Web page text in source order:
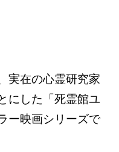
実在の心霊研究家
にした「死霊館ユ
ー映画シリーズで